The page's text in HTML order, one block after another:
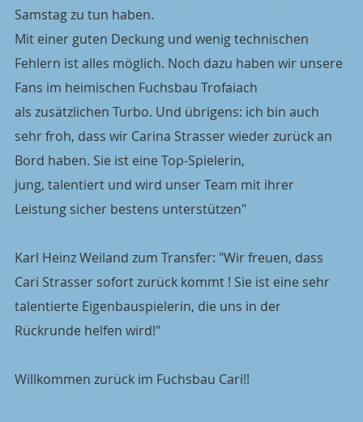
Samstag zu tun haben.
Mit einer guten Deckung und wenig technischen
Fehlern ist alles möglich. Noch dazu haben wir unsere
Fans im heimischen Fuchsbau Trofaiach
als zusätzlichen Turbo. Und übrigens: ich bin auch
sehr froh, dass wir Carina Strasser wieder zurück an
Bord haben. Sie ist eine Top-Spielerin,
jung, talentiert und wird unser Team mit ihrer
Leistung sicher bestens unterstützen"
Karl Heinz Weiland zum Transfer: "Wir freuen, dass
Cari Strasser sofort zurück kommt ! Sie ist eine sehr
talentierte Eigenbauspielerin, die uns in der
Rückrunde helfen wird!"
Willkommen zurück im Fuchsbau Cari!!